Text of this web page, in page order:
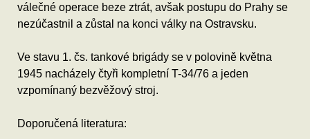
válečné operace beze ztrát, avšak postupu do Prahy se
nezúčastnil a zůstal na konci války na Ostravsku.
Ve stavu 1. čs. tankové brigády se v polovině května
1945 nacházely čtyři kompletní T-34/76 a jeden
vzpomínaný bezvěžový stroj.
Doporučená literatura: